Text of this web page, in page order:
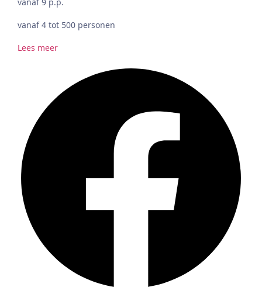
vanaf 4 tot 500 personen
Lees meer